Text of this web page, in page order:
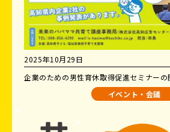
2025年10月29日
企業のための男性育休取得促進セミナーの
イベント・会議